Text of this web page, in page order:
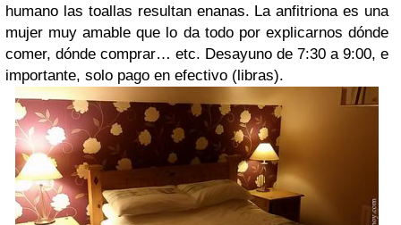
humano las toallas resultan enanas. La anfitriona es una
mujer muy amable que lo da todo por explicarnos dónde
comer, dónde comprar… etc. Desayuno de 7:30 a 9:00, e
importante, solo pago en efectivo (libras).